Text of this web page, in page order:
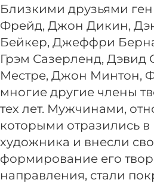
Близкими друзьями
Фрейд, Джон Дикин,
Бейкер, Джеффри
Грэм Сазерленд, Дэвид
Местре, Джон Минтон,
многие другие члены
тех лет. Мужчинами,
которыми отразились в
художника и внесли
формирование его
направления, стали